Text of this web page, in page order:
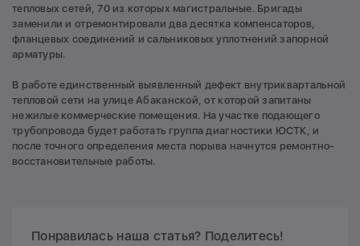
тепловых сетей, 70 из которых магистральные. Бригады
заменили и отремонтировали два десятка компенсаторов,
фланцевых соединений и сальниковых уплотнений запорной
арматуры.
В работе единственный выявленный дефект внутриквартальной
тепловой сети на улице Абаканской, от которой запитаны
нежилые коммерческие помещения. На участке подающего
трубопровода будет работать группа диагностики ЮСТК, и
после точного определения места порыва начнутся ремонтно-
восстановительные работы.
Понравилась наша статья? Поделитесь!